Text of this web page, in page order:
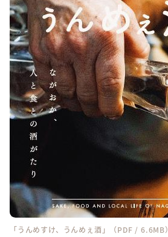
「うんめすけ、うんめぇ酒」（PDF / 6.6MB）